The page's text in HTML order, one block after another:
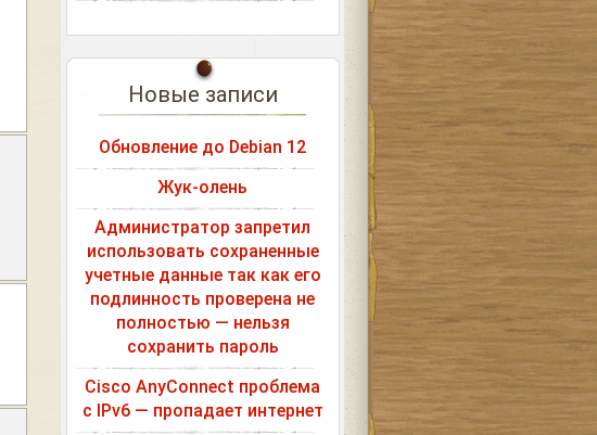
Новые записи
Обновление до Debian 12
Жук-олень
Администратор запретил
использовать сохраненные
учетные данные так как его
подлинность проверена не
полностью — нельзя
сохранить пароль
Cisco AnyConnect проблема
с IPv6 — пропадает интернет